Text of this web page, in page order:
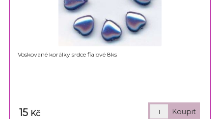
Voskované korálky srdce fialové 8ks
15 Kč